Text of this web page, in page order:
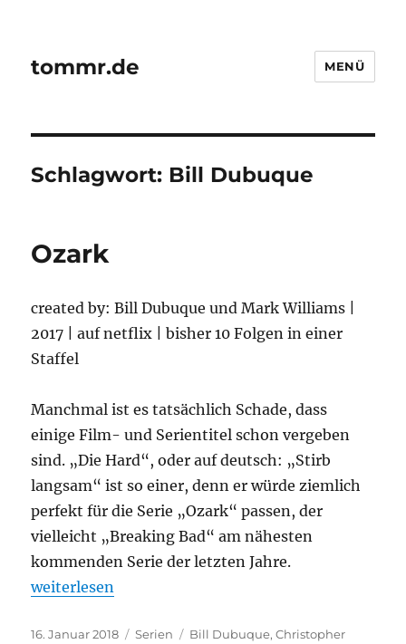
tommr.de MENÜ
Schlagwort: Bill Dubuque
Ozark
created by: Bill Dubuque und Mark Williams |
2017 | auf netflix | bisher 10 Folgen in einer
Staffel
Manchmal ist es tatsächlich Schade, dass
einige Film- und Serientitel schon vergeben
sind. „Die Hard“, oder auf deutsch: „Stirb
langsam“ ist so einer, denn er würde ziemlich
perfekt für die Serie „Ozark“ passen, der
vielleicht „Breaking Bad“ am nähesten
kommenden Serie der letzten Jahre.
„Ozark“
weiterlesen
Veröffentlicht
16. Januar 2018 Kategorien
Serien Schlagwörter
Bill Dubuque,Christopher